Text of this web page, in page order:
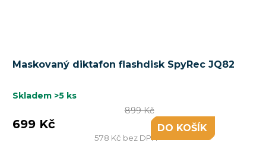
Maskovaný diktafon flashdisk SpyRec JQ82
Skladem >5 ks
578 Kč bez DPH
699 Kč
899 Kč
DO KOŠÍKU